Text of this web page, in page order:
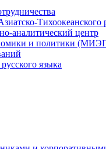
Тихоокеанского
аналитический центр
и политики
языка